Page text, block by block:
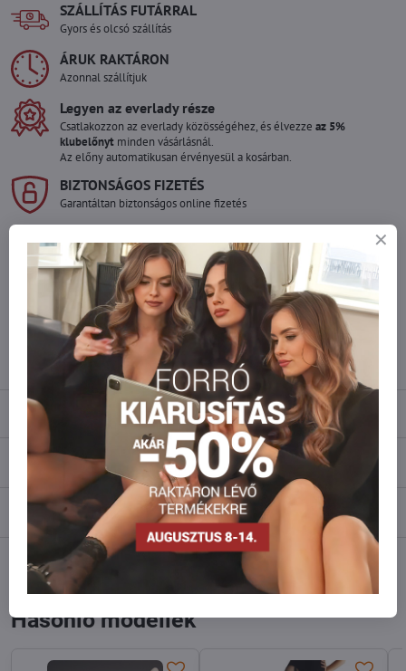
SZÁLLÍTÁS FUTÁRRAL
Gyors és olcsó szállítás
ÁRUK RAKTÁRON
Azonnal szállítjuk
Legyen az everlady része
Csatlakozzon az everlady közösségéhez, és élvezze az 5%
klubelőnyt minden vásárlásnál.
Az előny automatikusan érvényesül a kosárban.
BIZTONSÁGOS FIZETÉS
Garantáltan biztonságos online fizetés
Szeretne több terméket rendelni mint
amennyi raktáron van?
Ne habozzon kapcsolatba lépni velünk, raktárra szállítjuk az árut!
info​@everlady​.eu
Leírás
Vélemények 0
Fórum 0
Facebook Reddit LinkedIn WhatsApp
mail
Hasonló modellek